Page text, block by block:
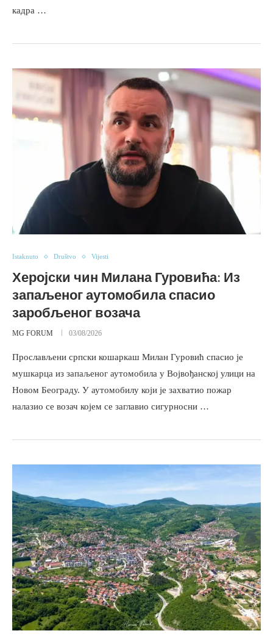
кадра …
Istaknuto Društvo Vijesti
Херојски чин Милана Гуровића: Из
запаљеног аутомобила спасио
заробљеног возача
MG FORUM 03/08/2026
Прослављени српски кошаркаш Милан Гуровић спасио је
мушкарца из запаљеног аутомобила у Војвођанској улици на
Новом Београду. У аутомобилу који је захватио пожар
налазио се возач којем се заглавио сигурносни …